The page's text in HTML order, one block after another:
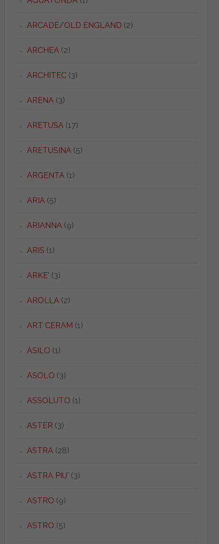
ARCADE/OLD ENGLAND (2)
ARCHEA(2)
ARCHITEC(3)
ARENA(3)
ARETUSA(17)
ARETUSINA(5)
ARGENTA(1)
ARIA(5)
ARIANNA(9)
ARIS (1)
ARKE' (3)
AROLLA(2)
ART CERAM (1)
ASILO (1)
ASOLO (3)
ASSOLUTO (1)
ASTER (3)
ASTRA(28)
ASTRA PIU' (3)
ASTRO (9)
ASTRO (5)